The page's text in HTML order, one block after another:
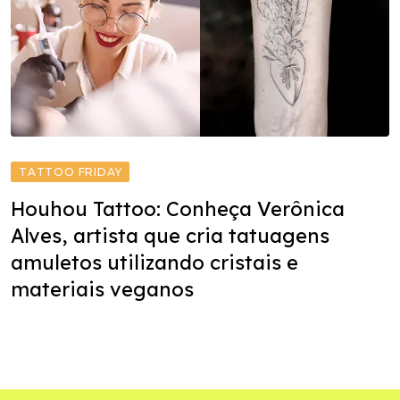
TATTOO FRIDAY
Houhou Tattoo: Conheça Verônica
Alves, artista que cria tatuagens
amuletos utilizando cristais e
materiais veganos